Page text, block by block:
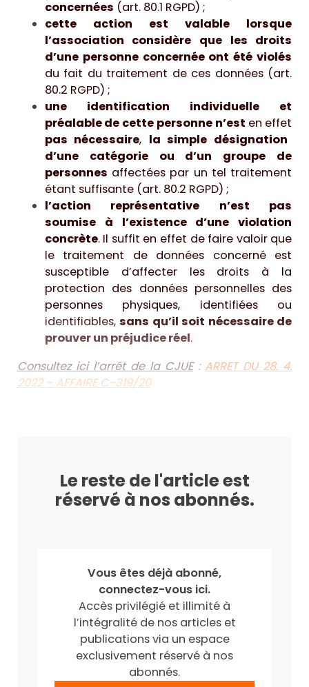
concernées (art. 80.1 RGPD) ;
cette action est valable lorsque
l’association considère que les droits
d’une personne concernée ont été violés
du fait du traitement de ces données (art.
80.2 RGPD) ;
une identification individuelle et
préalable de cette personne n’est en effet
pas nécessaire, la simple désignation
d’une catégorie ou d’un groupe de
personnes affectées par un tel traitement
étant suffisante (art. 80.2 RGPD) ;
l’action représentative n’est pas
soumise à l’existence d’une violation
concrète. Il suffit en effet de faire valoir que
le traitement de données concerné est
susceptible d’affecter les droits à la
protection des données personnelles des
personnes physiques, identifiées ou
identifiables,sans qu’il soit nécessaire de
prouver un préjudice réel.
Consultez ici l’arrêt de la CJUE: ARRET DU 28. 4.
2022 – AFFAIRE C-319/20
Le reste de l'article est
réservé à nos abonnés.
Vous êtes déjà abonné,
connectez-vous ici.
Accès privilégié et illimité à
l’intégralité de nos articles et
publications via un espace
exclusivement réservé à nos
abonnés.